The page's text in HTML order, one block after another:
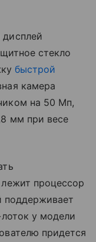
стекло
быстрой
камера
на 50 Мп,
мм при весе
процессор
поддерживает
у модели
придется